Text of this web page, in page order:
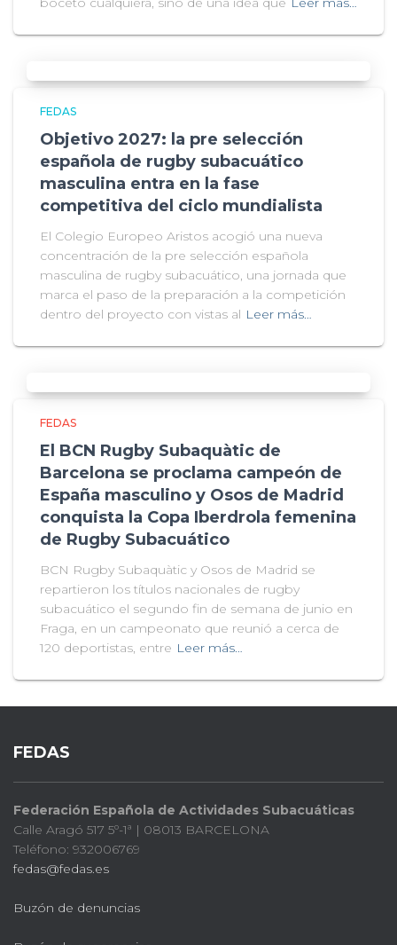
FEDAS
Objetivo 2027: la pre selección
española de rugby subacuático
masculina entra en la fase
competitiva del ciclo mundialista
El Colegio Europeo Aristos acogió una nueva
concentración de la pre selección española
masculina de rugby subacuático, una jornada que
marca el paso de la preparación a la competición
dentro del proyecto con vistas al Leer más…
FEDAS
El BCN Rugby Subaquàtic de
Barcelona se proclama campeón de
España masculino y Osos de Madrid
conquista la Copa Iberdrola femenina
de Rugby Subacuático
BCN Rugby Subaquàtic y Osos de Madrid se
repartieron los títulos nacionales de rugby
subacuático el segundo fin de semana de junio en
Fraga, en un campeonato que reunió a cerca de
120 deportistas, entre Leer más…
FEDAS
Federación Española de Actividades Subacuáticas
Calle Aragó 517 5º-1ª | 08013 BARCELONA
Teléfono: 932006769
fedas@fedas.es
Buzón de denuncias